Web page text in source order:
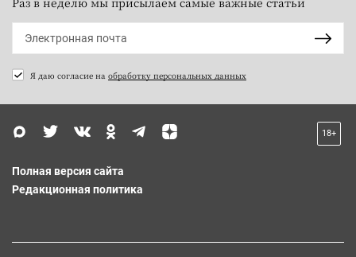
Я даю согласие на обработку персональных данных
18+
Полная версия сайта
Редакционная политика